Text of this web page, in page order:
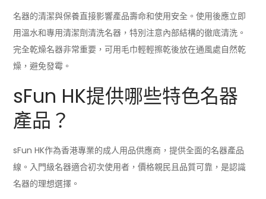
名器的清潔與保養直接影響產品壽命和使用安全。使用後應立即
用溫水和專用清潔劑清洗名器，特別注意內部結構的徹底清洗。
完全乾燥名器非常重要，可用毛巾輕輕擦乾後放在通風處自然乾
燥，避免發霉。
sFun HK提供哪些特色名器
產品？
sFun HK作為香港專業的成人用品供應商，提供全面的名器產品
線。入門級名器適合初次使用者，價格親民且品質可靠，是認識
名器的理想選擇。